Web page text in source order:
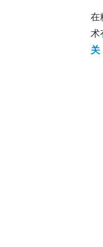
在
术
关